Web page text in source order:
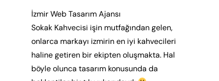
İzmir Web Tasarım Ajansı
Sokak Kahvecisi işin mutfağından gelen,
onlarca markayı izmirin en iyi kahvecileri
haline getiren bir ekipten oluşmakta. Hal
böyle olunca tasarım konusunda da